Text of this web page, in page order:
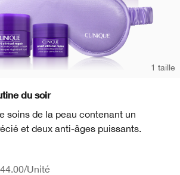
1 taille
du soir
soins de la peau contenant un
et deux anti-âges puissants.
/Unité